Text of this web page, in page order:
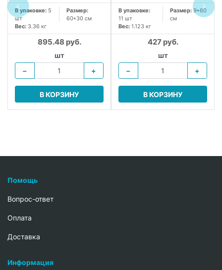
В упаковке: 5
шт
Размер:
60*30 см
Вес: 3.36 кг
895.48 руб.
шт
−
+
В КОРЗИНУ
В упаковке:
11 шт
Размер:9*60
см
Вес: 1.123 кг
427 руб.
шт
−
+
В КОРЗИНУ
Помощь
Вопрос-ответ
Oплата
Доставка
Информация